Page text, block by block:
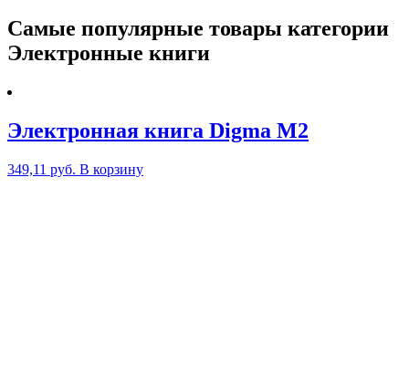
Самые популярные товары категории
Электронные книги
Электронная книга Digma M2
349,11 руб. В корзину